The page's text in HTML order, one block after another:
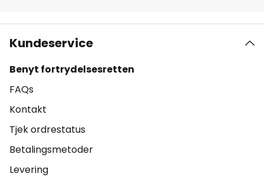
Kundeservice
Benyt fortrydelsesretten
FAQs
Kontakt
Tjek ordrestatus
Betalingsmetoder
Levering